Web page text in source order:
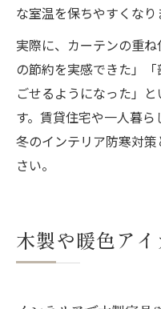
な室温を保ちやすくなり
実際に、カーテンの重
の節約を実感できた」
ごせるようになった」
す。賃貸住宅や一人暮ら
冬のインテリア防寒対
さい。
木製や暖色ア